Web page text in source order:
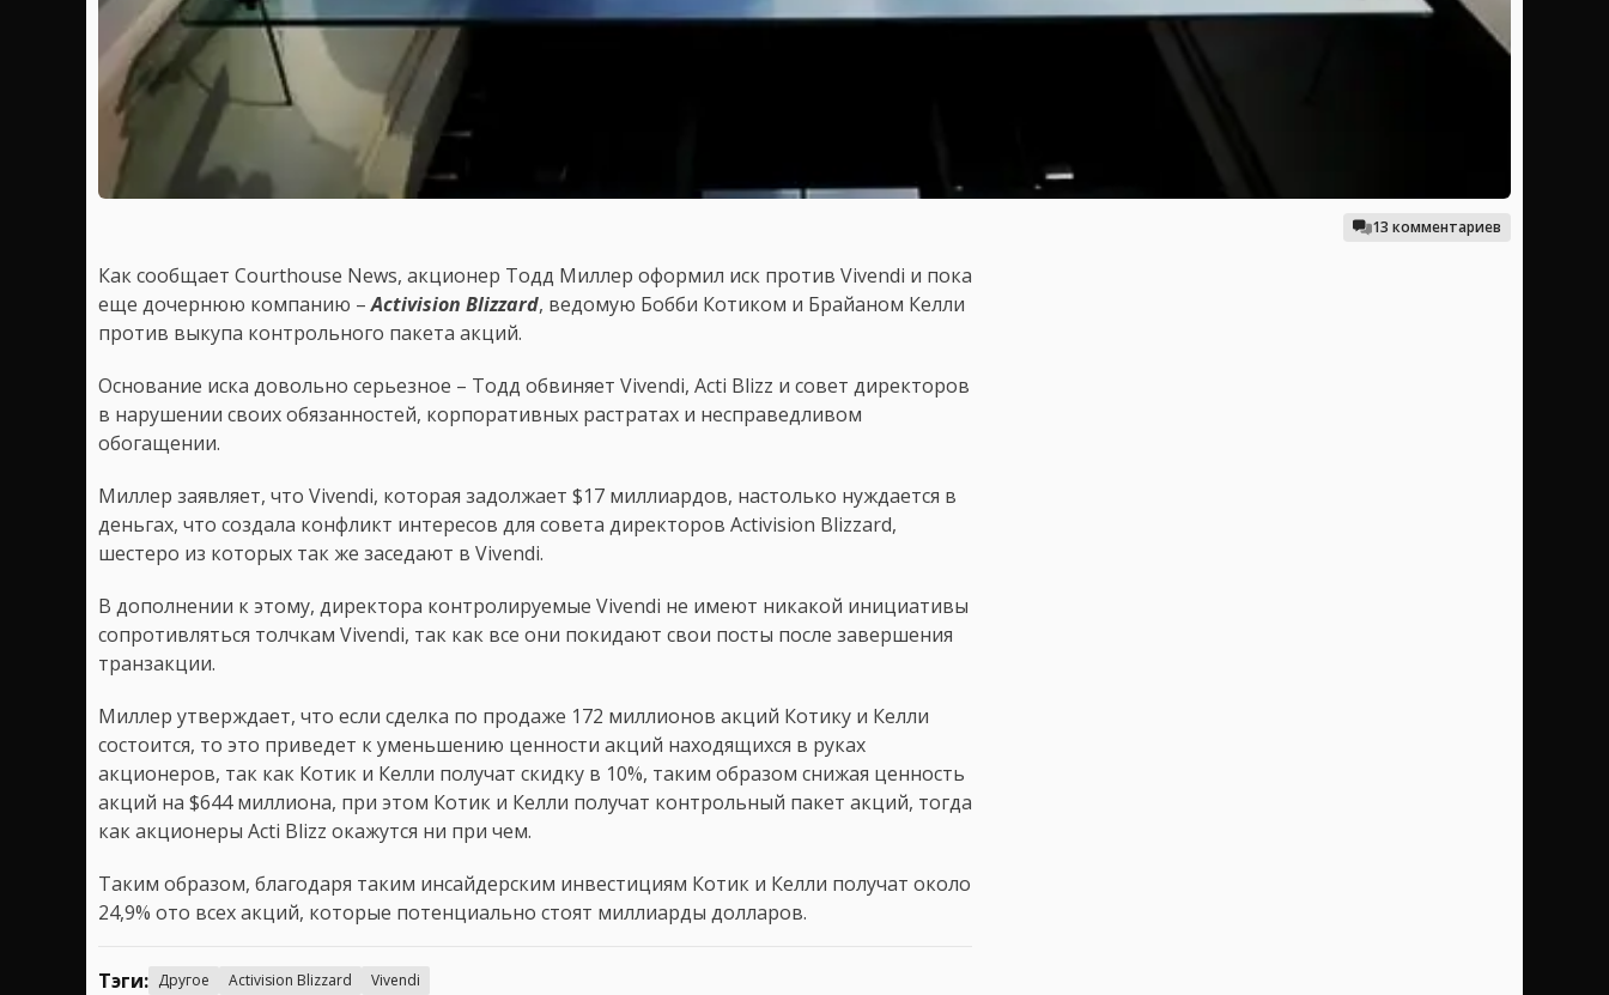
13 комментариев
Как сообщает Courthouse News, акционер Тодд Миллер оформил иск против Vivendi и пока
еще дочернюю компанию –Activision Blizzard, ведомую Бобби Котиком и Брайаном Келли
против выкупа контрольного пакета акций.
Основание иска довольно серьезное – Тодд обвиняет Vivendi, Acti Blizz и совет директоров
в нарушении своих обязанностей, корпоративных растратах и несправедливом
обогащении.
Миллер заявляет, что Vivendi, которая задолжает $17 миллиардов, настолько нуждается в
деньгах, что создала конфликт интересов для совета директоров Activision Blizzard,
шестеро из которых так же заседают в Vivendi.
В дополнении к этому, директора контролируемые Vivendi не имеют никакой инициативы
сопротивляться толчкам Vivendi, так как все они покидают свои посты после завершения
транзакции.
Миллер утверждает, что если сделка по продаже 172 миллионов акций Котику и Келли
состоится, то это приведет к уменьшению ценности акций находящихся в руках
акционеров, так как Котик и Келли получат скидку в 10%, таким образом снижая ценность
акций на $644 миллиона, при этом Котик и Келли получат контрольный пакет акций, тогда
как акционеры Acti Blizz окажутся ни при чем.
Таким образом, благодаря таким инсайдерским инвестициям Котик и Келли получат около
24,9% ото всех акций, которые потенциально стоят миллиарды долларов.
Тэги: Другое Activision Blizzard Vivendi